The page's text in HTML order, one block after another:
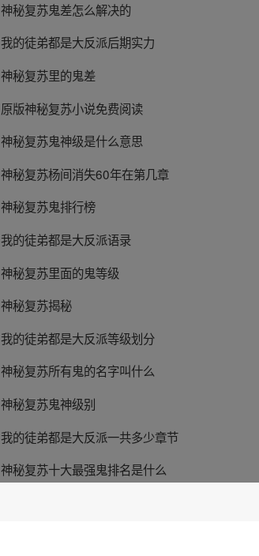
神秘复苏鬼差怎么解决的
我的徒弟都是大反派后期实力
神秘复苏里的鬼差
原版神秘复苏小说免费阅读
神秘复苏鬼神级是什么意思
神秘复苏杨间消失60年在第几章
神秘复苏鬼排行榜
我的徒弟都是大反派语录
神秘复苏里面的鬼等级
神秘复苏揭秘
我的徒弟都是大反派等级划分
神秘复苏所有鬼的名字叫什么
神秘复苏鬼神级别
我的徒弟都是大反派一共多少章节
神秘复苏十大最强鬼排名是什么